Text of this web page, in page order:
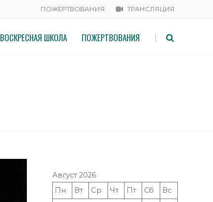
ТРАНСЛЯЦИЯ
ПОЖЕРТВОВАНИЯ
ВОСКРЕСНАЯ ШКОЛА ПОЖЕРТВОВАНИЯ |
Август 2026
Пн
Вт Ср Чт Пт Сб
Вс